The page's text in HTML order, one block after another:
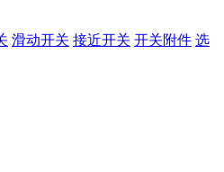
滑动开关 接近开关 开关附件 选